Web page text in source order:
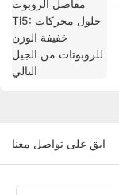
ابق على تواصل معنا